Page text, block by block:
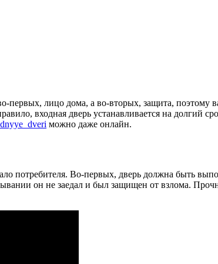
первых, лицо дома, а во-вторых, защита,
входная дверь устанавливается на долгий
можно даже онлайн.
потребителя. Во-первых, дверь должна быть
он не заедал и был защищен от взлома.